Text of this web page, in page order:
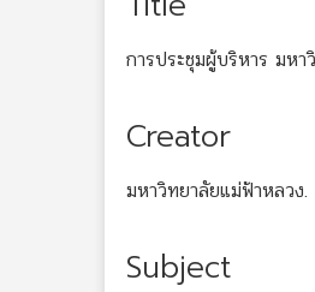
การประชุมผู้บริหาร มห
Creator
มหาวิทยาลัยแม่ฟ้าหลวง
Subject